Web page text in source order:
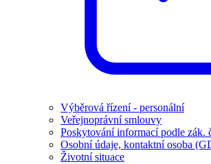
Výběrová řízení - personální
Veřejnoprávní smlouvy
Poskytování informací podle zák.
Osobní údaje, kontaktní osoba
Životní situace